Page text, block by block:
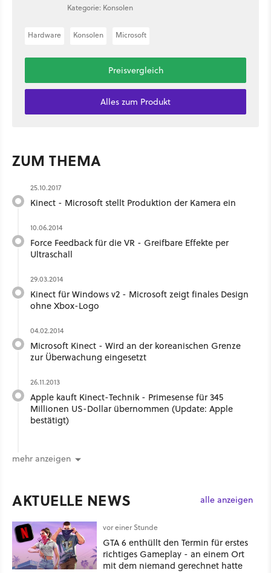
Kategorie: Konsolen
Hardware Konsolen Microsoft
Preisvergleich
Alles zum Produkt
ZUM THEMA
25.10.2017
Kinect - Microsoft stellt Produktion der Kamera ein
10.06.2014
Force Feedback für die VR - Greifbare Effekte per
Ultraschall
29.03.2014
Kinect für Windows v2 - Microsoft zeigt finales Design
ohne Xbox-Logo
04.02.2014
Microsoft Kinect - Wird an der koreanischen Grenze
zur Überwachung eingesetzt
26.11.2013
Apple kauft Kinect-Technik - Primesense für 345
Millionen US-Dollar übernommen (Update: Apple
bestätigt)
mehr anzeigen
AKTUELLE NEWS alle anzeigen
vor einer Stunde
GTA 6 enthüllt den Termin für erstes
richtiges Gameplay - an einem Ort
mit dem niemand gerechnet hatte